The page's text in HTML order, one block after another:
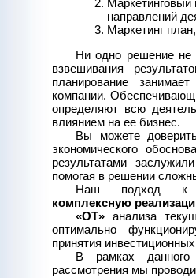
Маркетинговый
направлений
Маркетинг
Ни одно решение не
взвешивания
планирование
компании.
определяют всю
влиянием на ее бизнес.
Вы можете
экономического
результатами
помогая в решении
Наш подход
комплексную
«ОТ» анализа
оптимально
принятия
В рамках
рассмотрения мы